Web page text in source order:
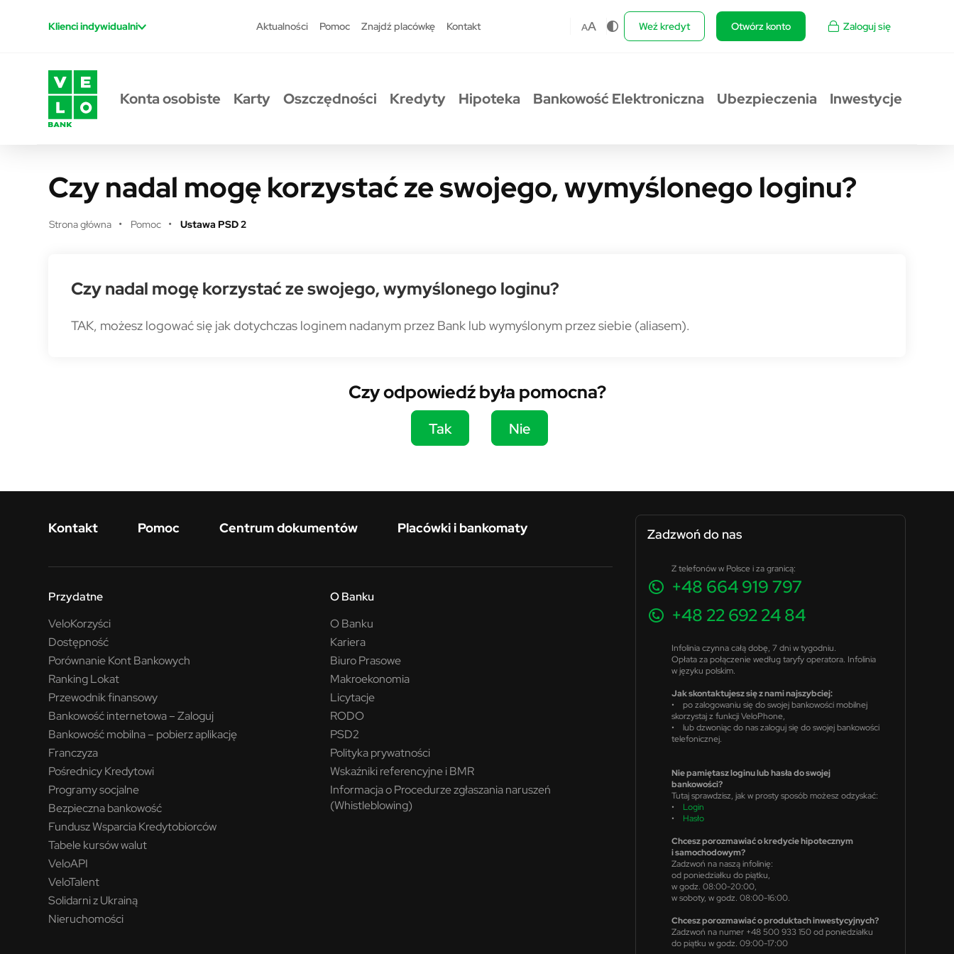
Klienci indywidualni Aktualności Pomoc Znajdź placówkę Kontakt AA Weź kredyt Otwórz konto Zaloguj się
Konta osobiste Karty Oszczędności Kredyty Hipoteka Bankowość Elektroniczna Ubezpieczenia Inwestycje
Czy nadal mogę korzystać ze swojego, wymyślonego loginu?
Strona główna Pomoc Ustawa PSD 2
Czy nadal mogę korzystać ze swojego, wymyślonego loginu?
TAK, możesz logować się jak dotychczas loginem nadanym przez Bank lub wymyślonym przez siebie (aliasem).
Czy odpowiedź była pomocna?
Tak Nie
Menu w stopce
Kontakt Pomoc Centrum dokumentów Placówki i bankomaty
Przydatne
VeloKorzyści
Dostępność
Porównanie Kont Bankowych
Ranking Lokat
Przewodnik finansowy
Bankowość internetowa – Zaloguj
Bankowość mobilna – pobierz aplikację
Franczyza
Pośrednicy Kredytowi
Programy socjalne
Bezpieczna bankowość
Fundusz Wsparcia Kredytobiorców
Tabele kursów walut
VeloAPI
VeloTalent
Solidarni z Ukrainą
Nieruchomości
O Banku
O Banku
Kariera
Biuro Prasowe
Makroekonomia
Licytacje
RODO
PSD2
Polityka prywatności
Wskaźniki referencyjne i BMR
Informacja o Procedurze zgłaszania naruszeń
(Whistleblowing)
Zadzwoń do nas
Z telefonów w Polsce i za granicą:
+48 664 919 797
+48 22 692 24 84
Infolinia czynna całą dobę, 7 dni w tygodniu.
Opłata za połączenie według taryfy operatora. Infolinia
w języku polskim.
Jak skontaktujesz się z nami najszybciej:
• po zalogowaniu się do swojej bankowości mobilnej
skorzystaj z funkcji VeloPhone,
• lub dzwoniąc do nas zaloguj się do swojej bankowości
telefonicznej.
Nie pamiętasz loginu lub hasła do swojej
bankowości?
Tutaj sprawdzisz, jak w prosty sposób możesz odzyskać:
• Login
• Hasło
Chcesz porozmawiać o kredycie hipotecznym
i samochodowym?
Zadzwoń na naszą infolinię:
od poniedziałku do piątku,
w godz. 08:00-20:00,
w soboty, w godz. 08:00-16:00.
Chcesz porozmawiać o produktach inwestycyjnych?
Zadzwoń na numer +48 500 933 150 od poniedziałku
do piątku w godz. 09:00-17:00